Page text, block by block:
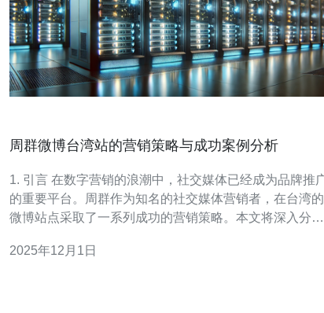
周群微博台湾站的营销策略与成功案例分析
1. 引言 在数字营销的浪潮中，社交媒体已经成为品牌推广
的重要平台。周群作为知名的社交媒体营销者，在台湾的
微博站点采取了一系列成功的营销策略。本文将深入分析
媒体上取得成功。 2. 确定目标受众 确定目标受众是任何营
2025年12月1日